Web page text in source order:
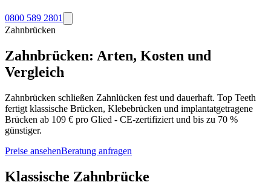
0800 589 2801
Zahnbrücken
Zahnbrücken: Arten, Kosten und
Vergleich
Zahnbrücken schließen Zahnlücken fest und dauerhaft. Top Teeth
fertigt klassische Brücken, Klebebrücken und implantatgetragene
Brücken ab 109 € pro Glied - CE-zertifiziert und bis zu 70 %
günstiger.
Preise ansehenBeratung anfragen
Klassische Zahnbrücke